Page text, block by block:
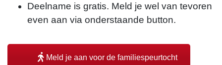
Rik Schoenmaeckers
Deelname is gratis. Meld je wel van tevoren
even aan via onderstaande button.
Meld je aan voor de familiespeurtocht